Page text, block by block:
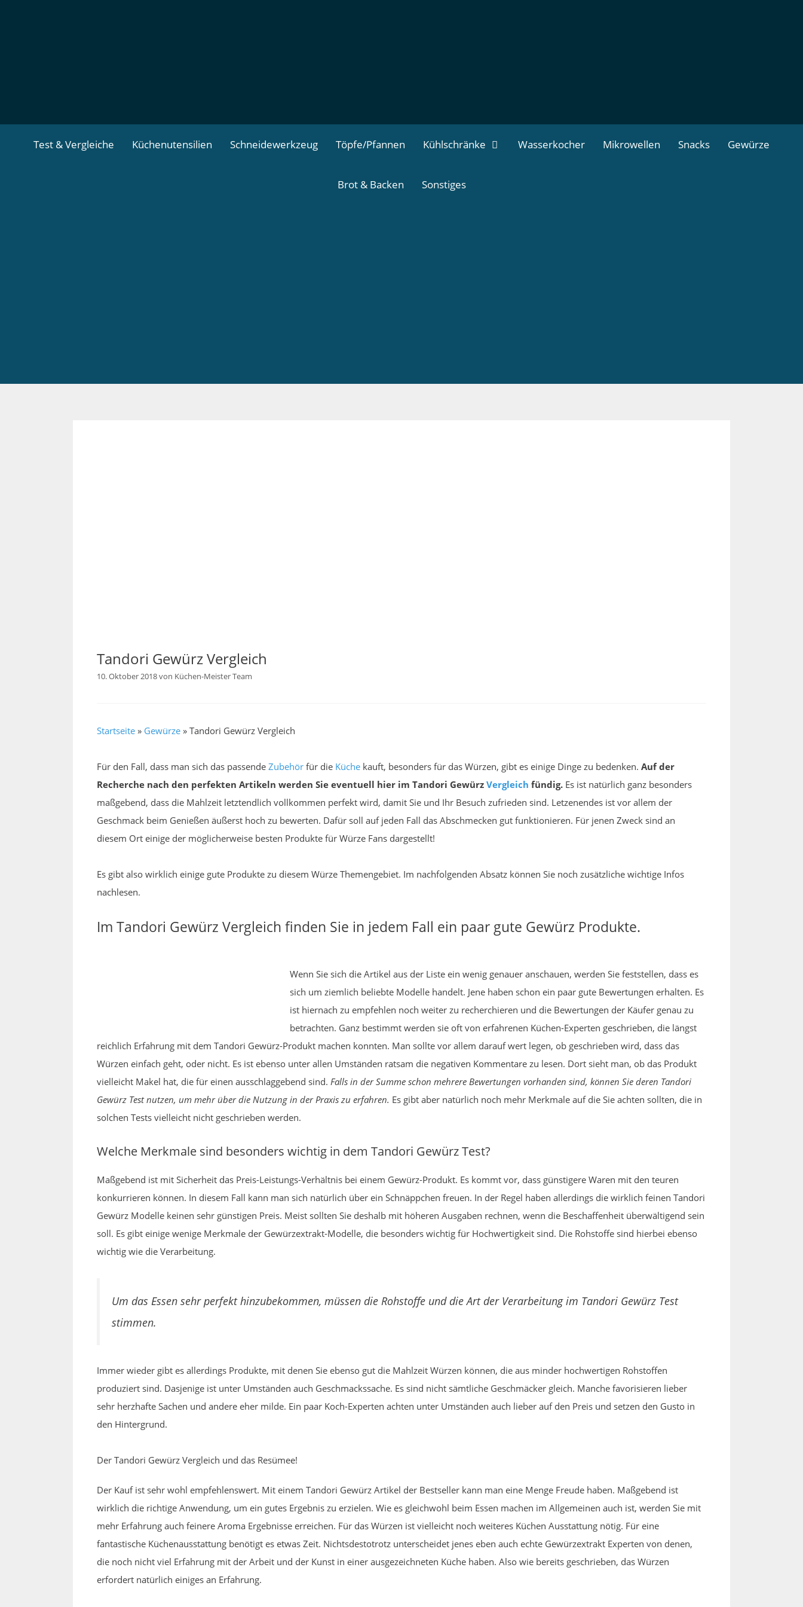
Test & Vergleiche Küchenutensilien Schneidewerkzeug Töpfe/Pfannen Kühlschränke Wasserkocher Mikrowellen Snacks Gewürze
Brot & Backen Sonstiges
Tandori Gewürz Vergleich
10. Oktober 2018von Küchen-Meister Team
Startseite » Gewürze » Tandori Gewürz Vergleich
Für den Fall, dass man sich das passende Zubehör für die Küche kauft, besonders für das Würzen, gibt es einige Dinge zu bedenken. Auf der
Recherche nach den perfekten Artikeln werden Sie eventuell hier im Tandori Gewürz Vergleich fündig. Es ist natürlich ganz besonders
maßgebend, dass die Mahlzeit letztendlich vollkommen perfekt wird, damit Sie und Ihr Besuch zufrieden sind. Letzenendes ist vor allem der
Geschmack beim Genießen äußerst hoch zu bewerten. Dafür soll auf jeden Fall das Abschmecken gut funktionieren. Für jenen Zweck sind an
diesem Ort einige der möglicherweise besten Produkte für Würze Fans dargestellt!
Es gibt also wirklich einige gute Produkte zu diesem Würze Themengebiet. Im nachfolgenden Absatz können Sie noch zusätzliche wichtige Infos
nachlesen.
Im Tandori Gewürz Vergleich finden Sie in jedem Fall ein paar gute Gewürz Produkte.
Wenn Sie sich die Artikel aus der Liste ein wenig genauer anschauen, werden Sie feststellen, dass es
sich um ziemlich beliebte Modelle handelt. Jene haben schon ein paar gute Bewertungen erhalten. Es
ist hiernach zu empfehlen noch weiter zu recherchieren und die Bewertungen der Käufer genau zu
betrachten. Ganz bestimmt werden sie oft von erfahrenen Küchen-Experten geschrieben, die längst
reichlich Erfahrung mit dem Tandori Gewürz-Produkt machen konnten. Man sollte vor allem darauf wert legen, ob geschrieben wird, dass das
Würzen einfach geht, oder nicht. Es ist ebenso unter allen Umständen ratsam die negativen Kommentare zu lesen. Dort sieht man, ob das Produkt
vielleicht Makel hat, die für einen ausschlaggebend sind. Falls in der Summe schon mehrere Bewertungen vorhanden sind, können Sie deren Tandori
Gewürz Test nutzen, um mehr über die Nutzung in der Praxis zu erfahren. Es gibt aber natürlich noch mehr Merkmale auf die Sie achten sollten, die in
solchen Tests vielleicht nicht geschrieben werden.
Welche Merkmale sind besonders wichtig in dem Tandori Gewürz Test?
Maßgebend ist mit Sicherheit das Preis-Leistungs-Verhältnis bei einem Gewürz-Produkt. Es kommt vor, dass günstigere Waren mit den teuren
konkurrieren können. In diesem Fall kann man sich natürlich über ein Schnäppchen freuen. In der Regel haben allerdings die wirklich feinen Tandori
Gewürz Modelle keinen sehr günstigen Preis. Meist sollten Sie deshalb mit höheren Ausgaben rechnen, wenn die Beschaffenheit überwältigend sein
soll. Es gibt einige wenige Merkmale der Gewürzextrakt-Modelle, die besonders wichtig für Hochwertigkeit sind. Die Rohstoffe sind hierbei ebenso
wichtig wie die Verarbeitung.
Um das Essen sehr perfekt hinzubekommen, müssen die Rohstoffe und die Art der Verarbeitung im Tandori Gewürz Test
stimmen.
Immer wieder gibt es allerdings Produkte, mit denen Sie ebenso gut die Mahlzeit Würzen können, die aus minder hochwertigen Rohstoffen
produziert sind. Dasjenige ist unter Umständen auch Geschmackssache. Es sind nicht sämtliche Geschmäcker gleich. Manche favorisieren lieber
sehr herzhafte Sachen und andere eher milde. Ein paar Koch-Experten achten unter Umständen auch lieber auf den Preis und setzen den Gusto in
den Hintergrund.
Der Tandori Gewürz Vergleich und das Resümee!
Der Kauf ist sehr wohl empfehlenswert. Mit einem Tandori Gewürz Artikel der Bestseller kann man eine Menge Freude haben. Maßgebend ist
wirklich die richtige Anwendung, um ein gutes Ergebnis zu erzielen. Wie es gleichwohl beim Essen machen im Allgemeinen auch ist, werden Sie mit
mehr Erfahrung auch feinere Aroma Ergebnisse erreichen. Für das Würzen ist vielleicht noch weiteres Küchen Ausstattung nötig. Für eine
fantastische Küchenausstattung benötigt es etwas Zeit. Nichtsdestotrotz unterscheidet jenes eben auch echte Gewürzextrakt Experten von denen,
die noch nicht viel Erfahrung mit der Arbeit und der Kunst in einer ausgezeichneten Küche haben. Also wie bereits geschrieben, das Würzen
erfordert natürlich einiges an Erfahrung.